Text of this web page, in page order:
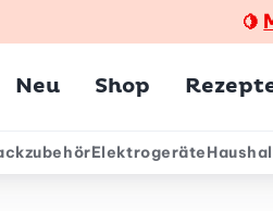
🍋
Neu Shop
Elektrogeräte